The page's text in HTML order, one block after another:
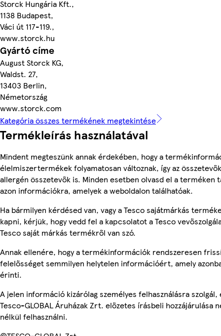
Storck Hungária Kft.,
1138 Budapest,
Váci út 117-119.,
www.storck.hu
Gyártó címe
August Storck KG,
Waldst. 27,
13403 Berlin,
Németország
www.storck.com
Kategória összes termékének megtekintése
Termékleírás használatával
Mindent megteszünk annak érdekében, hogy a
élelmiszertermékek folyamatosan változnak, így az
allergén összetevők is. Minden esetben olvasd el a terméken
azon információkra, amelyek a weboldalon találhatóak.
Ha bármilyen kérdésed van, vagy a Tesco sajátmárkás
kapni, kérjük, hogy vedd fel a kapcsolatot a Tesco
Tesco saját márkás termékről van szó.
Annak ellenére, hogy a termékinformációk rendszeresen
felelősséget semmilyen helytelen információért, amely
érinti.
A jelen információ kizárólag személyes felhasználásra
Tesco-GLOBAL Áruházak Zrt. előzetes írásbeli hozzájárulása
nélkül felhasználni.